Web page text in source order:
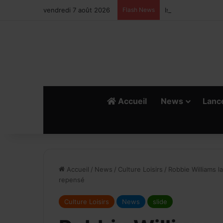
vendredi 7 août 2026 Flash News Ismail Bellali : Le
Accueil News
Accueil / News / Culture Loisirs / Robbie Williams
repensé
Culture Loisirs News slide